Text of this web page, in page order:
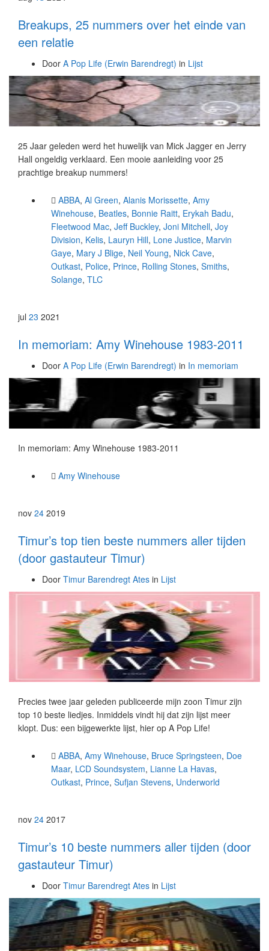
Breakups, 25 nummers over het einde van
een relatie
Door A Pop Life (Erwin Barendregt) in Lijst
25 Jaar geleden werd het huwelijk van Mick Jagger en Jerry
Hall ongeldig verklaard. Een mooie aanleiding voor 25
prachtige breakup nummers!
ABBA, Al Green, Alanis Morissette, Amy
Winehouse, Beatles, Bonnie Raitt, Erykah Badu,
Fleetwood Mac, Jeff Buckley, Joni Mitchell, Joy
Division, Kelis, Lauryn Hill, Lone Justice, Marvin
Gaye, Mary J Blige, Neil Young, Nick Cave,
Outkast, Police, Prince, Rolling Stones, Smiths,
Solange, TLC
jul 23 2021
In memoriam: Amy Winehouse 1983-2011
Door A Pop Life (Erwin Barendregt) in In memoriam
In memoriam: Amy Winehouse 1983-2011
Amy Winehouse
nov 24 2019
Timur’s top tien beste nummers aller tijden
(door gastauteur Timur)
Door Timur Barendregt Ates in Lijst
Precies twee jaar geleden publiceerde mijn zoon Timur zijn
top 10 beste liedjes. Inmiddels vindt hij dat zijn lijst meer
klopt. Dus: een bijgewerkte lijst, hier op A Pop Life!
ABBA, Amy Winehouse, Bruce Springsteen, Doe
Maar, LCD Soundsystem, Lianne La Havas,
Outkast, Prince, Sufjan Stevens, Underworld
nov 24 2017
Timur’s 10 beste nummers aller tijden (door
gastauteur Timur)
Door Timur Barendregt Ates in Lijst